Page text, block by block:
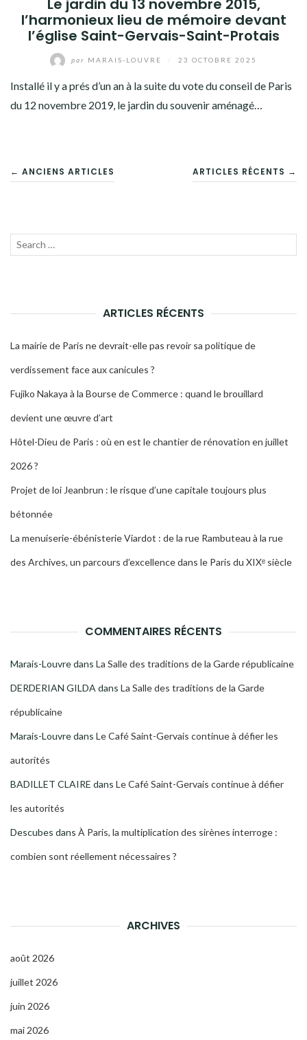
Le jardin du 13 novembre 2015,
l’harmonieux lieu de mémoire devant
l’église Saint-Gervais-Saint-Protais
par MARAIS-LOUVRE 23 OCTOBRE 2025
Installé il y a prés d’un an à la suite du vote du conseil de Paris
du 12 novembre 2019, le jardin du souvenir aménagé…
NAVIGATION
ARTICLES
← ANCIENS ARTICLES ARTICLES RÉCENTS →
Recherche
ARTICLES RÉCENTS
La mairie de Paris ne devrait-elle pas revoir sa politique de
verdissement face aux canicules ?
Fujiko Nakaya à la Bourse de Commerce : quand le brouillard
devient une œuvre d’art
Hôtel-Dieu de Paris : où en est le chantier de rénovation en juillet
2026 ?
Projet de loi Jeanbrun : le risque d’une capitale toujours plus
bétonnée
La menuiserie-ébénisterie Viardot : de la rue Rambuteau à la rue
des Archives, un parcours d’excellence dans le Paris du XIXᵉ siècle
COMMENTAIRES RÉCENTS
Marais-Louvredans La Salle des traditions de la Garde républicaine
DERDERIAN GILDA dans La Salle des traditions de la Garde
républicaine
Marais-Louvredans Le Café Saint-Gervais continue à défier les
autorités
BADILLET CLAIRE dans Le Café Saint-Gervais continue à défier
les autorités
Descubes dans À Paris, la multiplication des sirènes interroge :
combien sont réellement nécessaires ?
ARCHIVES
août 2026
juillet 2026
juin 2026
mai 2026